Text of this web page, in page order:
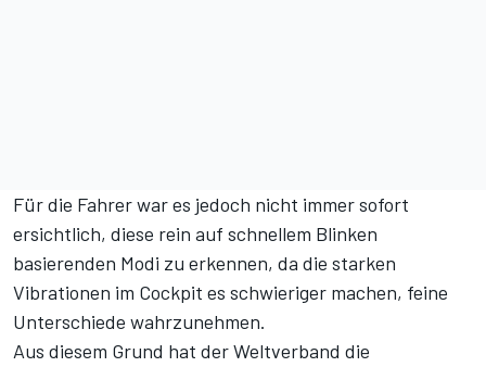
Für die Fahrer war es jedoch nicht immer sofort
ersichtlich, diese rein auf schnellem Blinken
basierenden Modi zu erkennen, da die starken
Vibrationen im Cockpit es schwieriger machen, feine
Unterschiede wahrzunehmen.
Aus diesem Grund hat der Weltverband die